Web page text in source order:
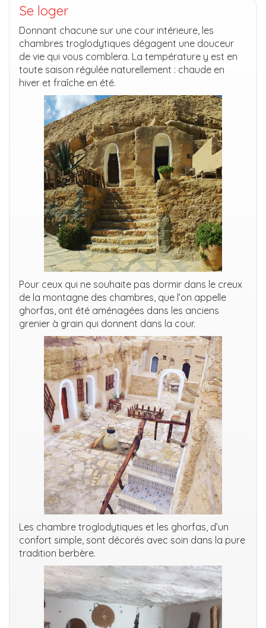
Se loger
Donnant chacune sur une cour intérieure, les
chambres troglodytiques dégagent une douceur
de vie qui vous comblera. La température y est en
toute saison régulée naturellement : chaude en
hiver et fraîche en été.
Pour ceux qui ne souhaite pas dormir dans le creux
de la montagne des chambres, que l’on appelle
ghorfas, ont été aménagées dans les anciens
grenier à grain qui donnent dans la cour.
Les chambre troglodytiques et les ghorfas, d’un
confort simple, sont décorés avec soin dans la pure
tradition berbère.